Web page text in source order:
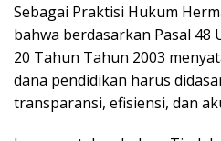
Sebagai Praktisi Hukum
bahwa berdasarkan Pasal
20 Tahun Tahun 2003
dana pendidikan harus
transparansi, efisiensi, dan